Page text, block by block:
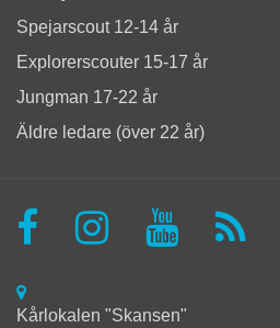
Spejarscout 12-14 år
Explorerscouter 15-17 år
Jungman 17-22 år
Äldre ledare (över 22 år)
Kårlokalen "Skansen"